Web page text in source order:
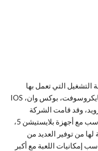
التشغيل التي تعمل بها
الأجهزة الإلكترونية، مثل ويندوز، ماك، مايكروسوفت، بوكس وان، IOS
وقد قامت الشركة
المصممة لها أيضًا بتوفير إصدار منها يتناسب مع أجهزة بلايستيشن 5،
لها من توفير العديد من
إمكانيات اللعبة مع أكبر